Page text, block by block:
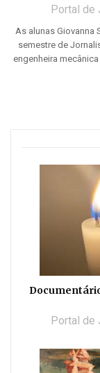
Portal de
As alunas Giovanna
semestre de
engenheira
Portal de